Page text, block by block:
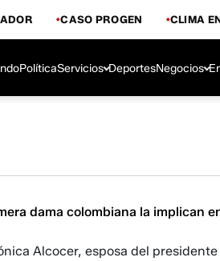
CASO PROGEN CLIMA
PolíticaServicios DeportesNegocios
dama colombiana la implican
Alcocer, esposa del presidente